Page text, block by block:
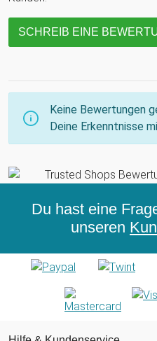
SCHREIB EINE
Keine Bewertungen
Deine Erkenntnisse
Du hast eine
unseren